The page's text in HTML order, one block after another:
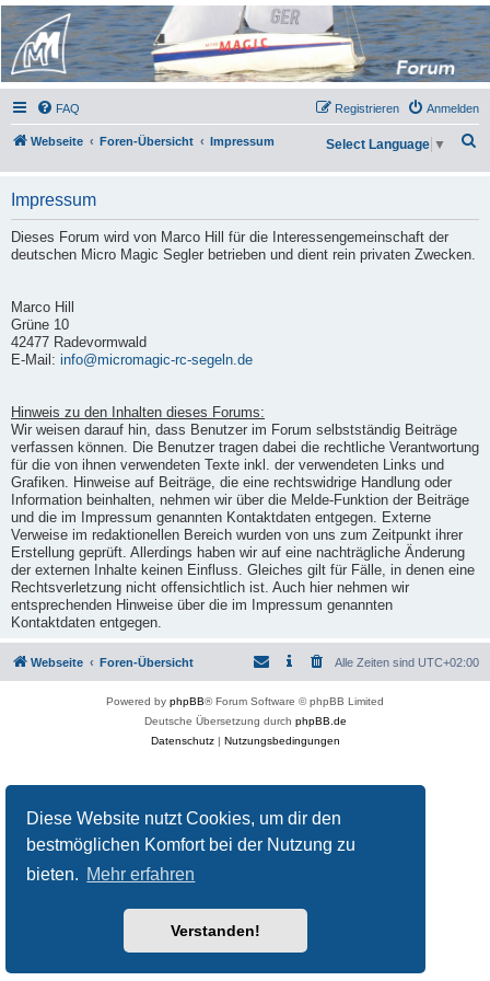
Diese Website nutzt Cookies, um dir den
bestmöglichen Komfort bei der Nutzung zu
bieten. Mehr erfahren
Verstanden!
Micro Magic Forum
Deutschland
FAQ Anmelden
Registrieren
Webseite Foren-Übersicht Impressum
h
Select Language ▼
Impressum
Dieses Forum wird von Marco Hill für die Interessengemeinschaft der
deutschen Micro Magic Segler betrieben und dient rein privaten Zwecken.
Marco Hill
Grüne 10
42477 Radevormwald
E-Mail: info@micromagic-rc-segeln.de
Hinweis zu den Inhalten dieses Forums:
Wir weisen darauf hin, dass Benutzer im Forum selbstständig Beiträge
verfassen können. Die Benutzer tragen dabei die rechtliche Verantwortung
für die von ihnen verwendeten Texte inkl. der verwendeten Links und
Grafiken. Hinweise auf Beiträge, die eine rechtswidrige Handlung oder
Information beinhalten, nehmen wir über die Melde-Funktion der Beiträge
und die im Impressum genannten Kontaktdaten entgegen. Externe
Verweise im redaktionellen Bereich wurden von uns zum Zeitpunkt ihrer
Erstellung geprüft. Allerdings haben wir auf eine nachträgliche Änderung
der externen Inhalte keinen Einfluss. Gleiches gilt für Fälle, in denen eine
Rechtsverletzung nicht offensichtlich ist. Auch hier nehmen wir
entsprechenden Hinweise über die im Impressum genannten
Kontaktdaten entgegen.
Webseite Foren-Übersicht Alle Zeiten sind UTC+02:00
Powered by phpBB® Forum Software © phpBB Limited
Deutsche Übersetzung durch phpBB.de
Datenschutz| Nutzungsbedingungen